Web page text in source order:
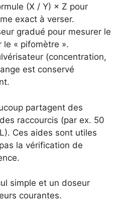
(X / Y) × Z pour
exact à verser.
gradué pour mesurer le
le « pifomètre ».
(concentration,
est conservé
partagent des
raccourcis (par ex. 50
Ces aides sont utiles
la vérification de
simple et un doseur
courantes.